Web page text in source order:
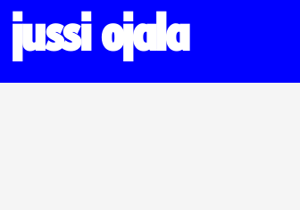
jussi ojala